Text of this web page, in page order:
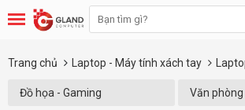
Trang chủ Laptop - Máy tính xách tay
Đồ họa - Gaming Văn phòng